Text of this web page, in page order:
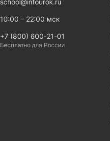
school@infourok.ru
10:00 – 22:00 мск
+7 (800) 600-21-01
Бесплатно для России